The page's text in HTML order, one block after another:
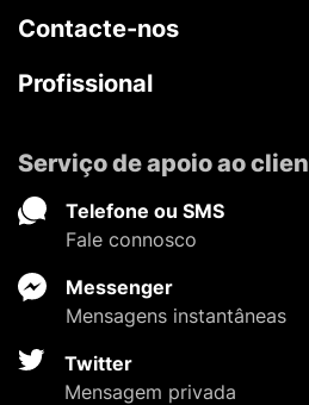
Contacte-nos
Profissional
Serviço de apoio ao
Telefone ou SMS
Fale connosco
Messenger
Mensagens instantâneas
Twitter
Mensagem privada